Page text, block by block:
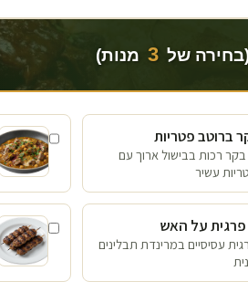
של 3 מנות)
ברוטב פטריות
בקר רכות בבישול ארוך עם
עשיר
פרגית על האש
עסיסיים במרינדת תבלינים